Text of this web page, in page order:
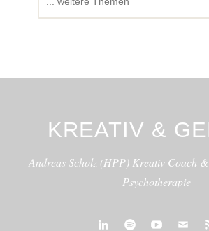
KREATIV &
Andreas Scholz (HPP) Kreativ Coach
Psychotherapie